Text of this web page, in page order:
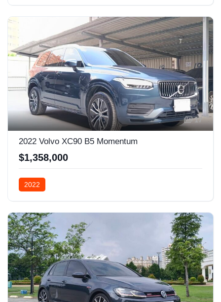
17
2022 Volvo XC90 B5 Momentum
$1,358,000
2022